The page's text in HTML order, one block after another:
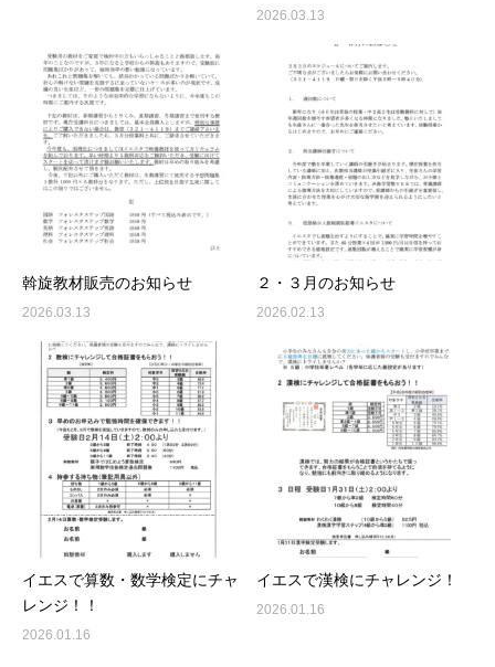
2026.03.13
斡旋教材販売のお知らせ
2026.03.13
２・３月のお知らせ
2026.02.13
イエスで算数・数学検定にチャ
レンジ！！
2026.01.16
イエスで漢検にチャレンジ！
2026.01.16